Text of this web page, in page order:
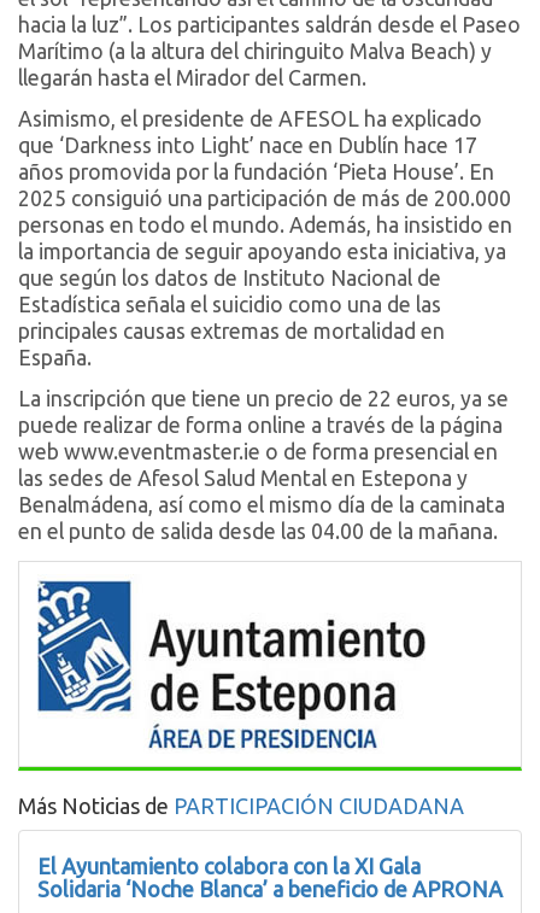
hacia la luz”. Los participantes saldrán desde el Paseo
Marítimo (a la altura del chiringuito Malva Beach) y
llegarán hasta el Mirador del Carmen.
Asimismo, el presidente de AFESOL ha explicado
que ‘Darkness into Light’ nace en Dublín hace 17
años promovida por la fundación ‘Pieta House’. En
2025 consiguió una participación de más de 200.000
personas en todo el mundo. Además, ha insistido en
la importancia de seguir apoyando esta iniciativa, ya
que según los datos de Instituto Nacional de
Estadística señala el suicidio como una de las
principales causas extremas de mortalidad en
España.
La inscripción que tiene un precio de 22 euros, ya se
puede realizar de forma online a través de la página
web www.eventmaster.ie o de forma presencial en
las sedes de Afesol Salud Mental en Estepona y
Benalmádena, así como el mismo día de la caminata
en el punto de salida desde las 04.00 de la mañana.
Más Noticias de PARTICIPACIÓN CIUDADANA
El Ayuntamiento colabora con la XI Gala
Solidaria ‘Noche Blanca’ a beneficio de APRONA